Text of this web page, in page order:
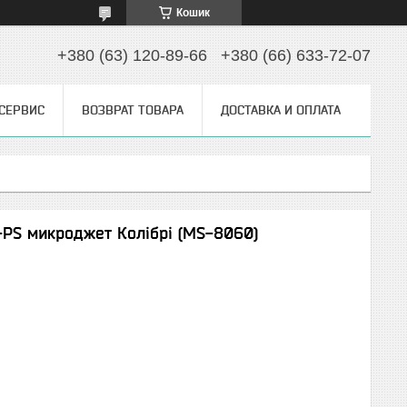
Кошик
+380 (63) 120-89-66 +380 (66) 633-72-07
ВОЗВРАТ ТОВАРА ДОСТАВКА И ОПЛАТА
микроджет Колібрі (MS-8060)